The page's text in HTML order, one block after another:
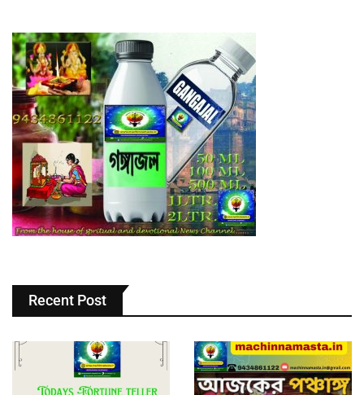
Recent Post